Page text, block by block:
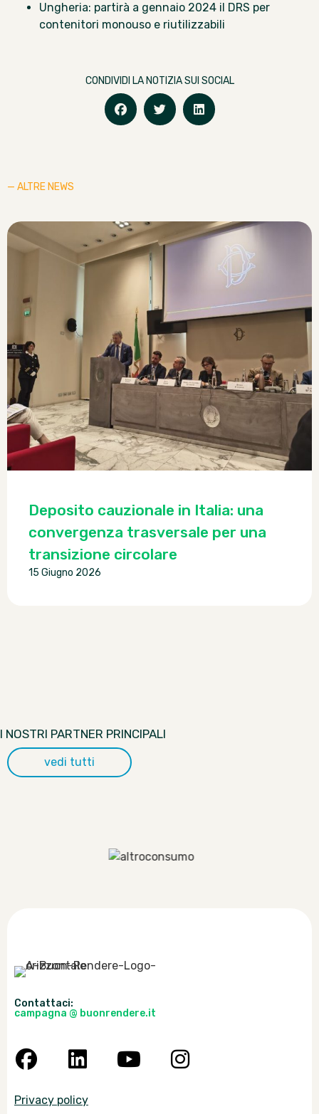
Ungheria: partirà a gennaio 2024 il DRS per
contenitori monouso e riutilizzabili
CONDIVIDI LA NOTIZIA SUI SOCIAL
— ALTRE NEWS
Deposito cauzionale in Italia: una
convergenza trasversale per una
transizione circolare
15 Giugno 2026
I NOSTRI PARTNER PRINCIPALI
vedi tutti
Contattaci:
campagna @ buonrendere.it
Privacy policy